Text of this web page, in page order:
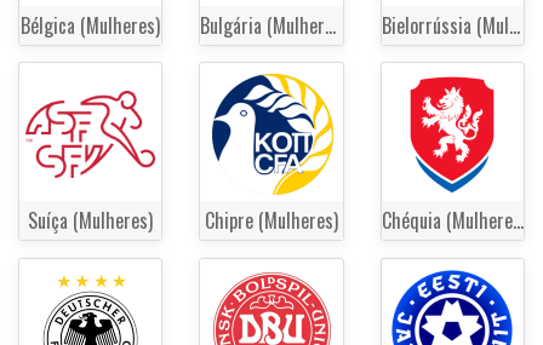
Bélgica (Mulheres) Bulgária (Mulheres) Bielorrússia (Mulheres)
Suíça (Mulheres) Chipre (Mulheres) Chéquia (Mulheres)